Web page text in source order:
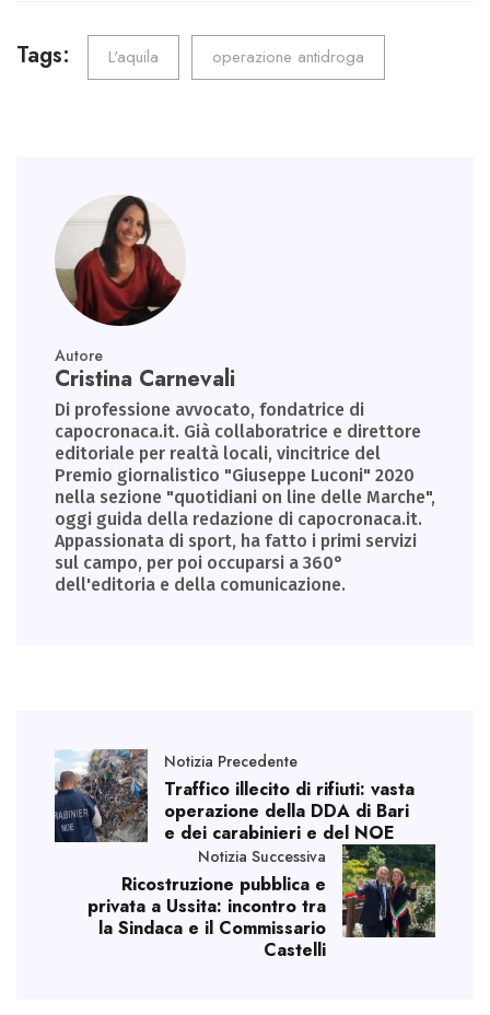
o
ok
tt
er
ail e
dI
n
ts
A
p
gr
a
m
Tags: L'aquila operazione antidroga
Autore
Cristina Carnevali
Di professione avvocato, fondatrice di
capocronaca.it. Già collaboratrice e direttore
editoriale per realtà locali, vincitrice del
Premio giornalistico "Giuseppe Luconi" 2020
nella sezione "quotidiani on line delle Marche",
oggi guida della redazione di capocronaca.it.
Appassionata di sport, ha fatto i primi servizi
sul campo, per poi occuparsi a 360°
dell'editoria e della comunicazione.
Notizia Precedente
Traffico illecito di rifiuti: vasta
operazione della DDA di Bari
e dei carabinieri e del NOE
Notizia Successiva
Ricostruzione pubblica e
privata a Ussita: incontro tra
la Sindaca e il Commissario
Castelli